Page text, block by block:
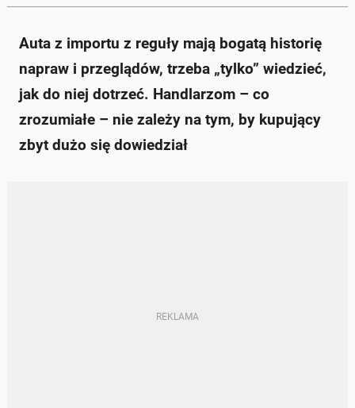
Auta z importu z reguły mają bogatą historię
napraw i przeglądów, trzeba „tylko” wiedzieć,
jak do niej dotrzeć. Handlarzom – co
zrozumiałe – nie zależy na tym, by kupujący
zbyt dużo się dowiedział